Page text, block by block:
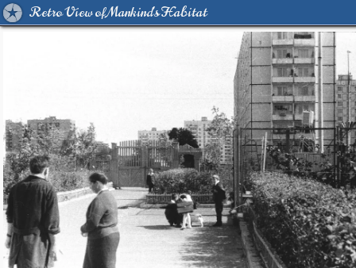
Retro View of Mankind's Habitat